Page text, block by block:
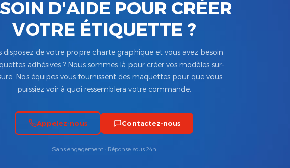
D'AIDE POUR CRÉER
VOTRE ÉTIQUETTE ?
disposez de votre propre charte graphique et vous avez besoin
adhésives ? Nous sommes là pour créer vos modèles sur-
Nos équipes vous fournissent des maquettes pour que vous
puissiez voir à quoi ressemblera votre commande.
Appelez-nous Contactez-nous
Sans engagement · Réponse sous 24h